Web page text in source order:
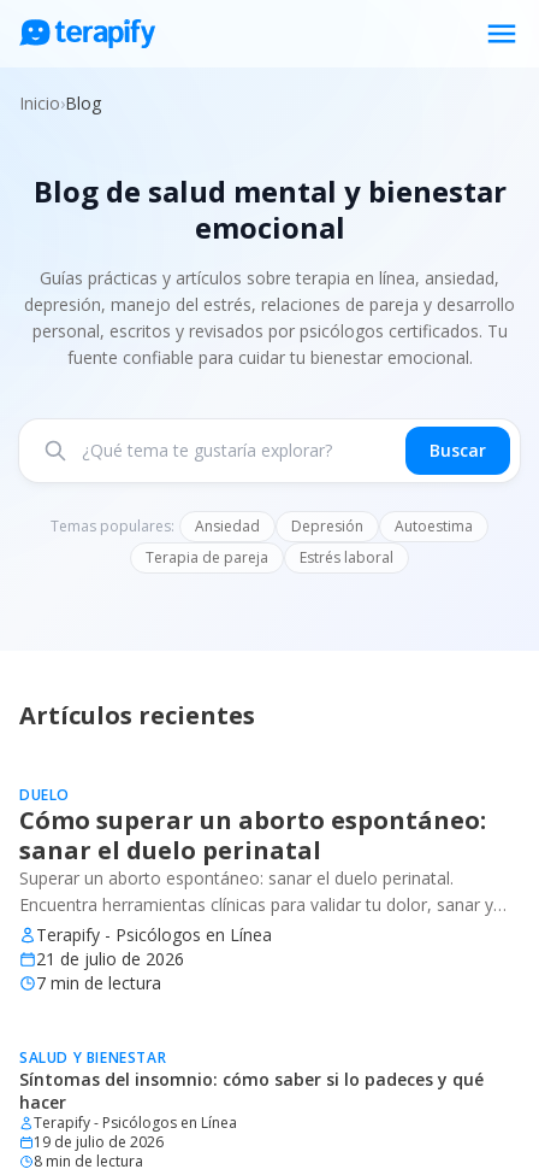
menu
Psicólogos en línea
Opiniones
Preguntas frecuentes
Blog
Trabaja con nosotros
Inicio›Blog
Blog de salud mental y bienestar
emocional
Guías prácticas y artículos sobre terapia en línea, ansiedad,
depresión, manejo del estrés, relaciones de pareja y desarrollo
personal, escritos y revisados por psicólogos certificados. Tu
fuente confiable para cuidar tu bienestar emocional.
Buscar
Temas populares: Ansiedad Depresión
Autoestima
Terapia de pareja
Estrés laboral
Artículos recientes
DUELO
Cómo superar un aborto espontáneo:
sanar el duelo perinatal
Superar un aborto espontáneo: sanar el duelo perinatal.
Encuentra herramientas clínicas para validar tu dolor, sanar y
recuperar tu bienestar emocional.
Terapify - Psicólogos en Línea
21 de julio de 2026
7 min de lectura
SALUD Y BIENESTAR
Síntomas del insomnio: cómo saber si lo padeces y qué
hacer
Terapify - Psicólogos en Línea
19 de julio de 2026
8 min de lectura